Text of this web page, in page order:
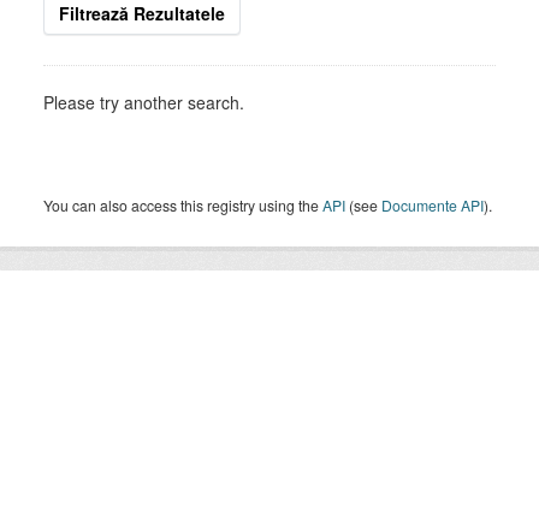
Filtrează Rezultatele
Please try another search.
You can also access this registry using theAPI (see Documente API).